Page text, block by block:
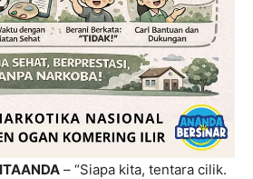
– “Siapa kita, tentara cilik.